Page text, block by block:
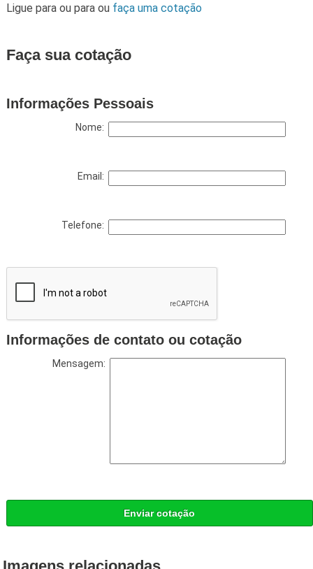
Ligue para ou para ou faça uma cotação
Faça sua cotação
Informações Pessoais
Nome:
Email:
Telefone:
Informações de contato ou cotação
Mensagem:
Enviar cotação